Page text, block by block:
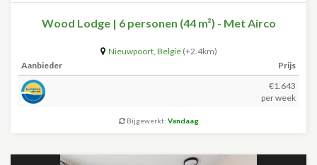
Wood Lodge | 6 personen (44 m²) - Met Airco
Nieuwpoort, België (+2.4km)
Aanbieder
Prijs
€1.643
per week
Bijgewerkt: Vandaag